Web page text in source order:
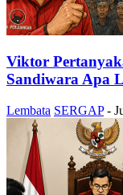
Viktor
Sandiwara Apa
Lembata SERGAP -